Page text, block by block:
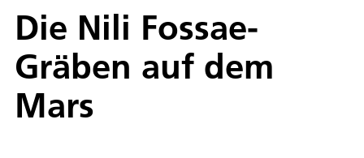
Die Nili Fossae-
Gräben auf dem
Mars